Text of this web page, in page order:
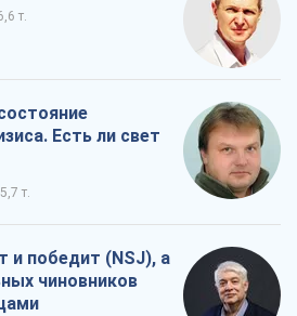
т.
Есть ли свет
5,7 т.
и победит (NSJ), а
чиновников